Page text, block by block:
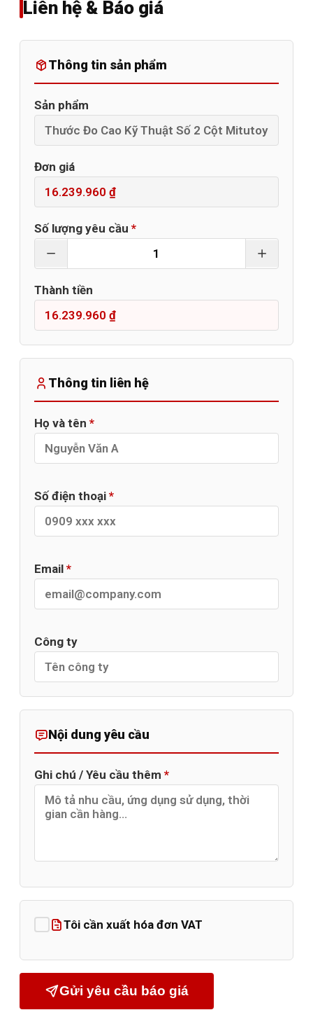
Liên hệ & Báo giá
Thông tin sản phẩm
Sản phẩm
Đơn giá
Số lượng yêu cầu *
Thành tiền
Thông tin liên hệ
Họ và tên *
Số điện thoại *
Email *
Công ty
Nội dung yêu cầu
Ghi chú / Yêu cầu thêm *
Tôi cần xuất hóa đơn VAT
Gửi yêu cầu báo giá